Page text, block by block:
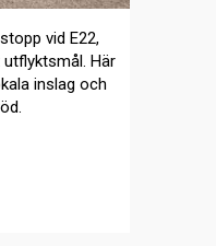
vid E22,
Här
inslag och